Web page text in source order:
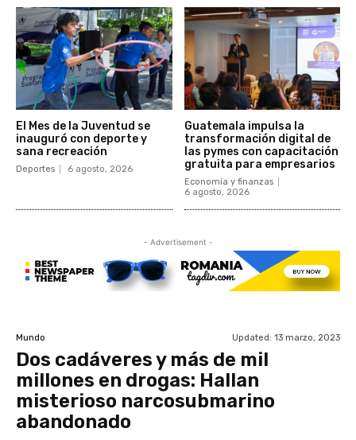
El Mes de la Juventud se
inauguró con deporte y
sana recreación
Deportes 6 agosto, 2026
Guatemala impulsa la
transformación digital de
las pymes con capacitación
gratuita para empresarios
Economía y finanzas
6 agosto, 2026
- Advertisement -